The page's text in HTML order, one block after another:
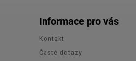
Informace pro vás
Kontakt
Časté dotazy